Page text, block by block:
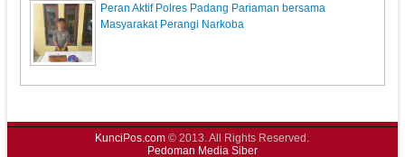
Peran Aktif Polres Padang Pariaman bersama
Masyarakat Perangi Narkoba
KunciPos.com © 2013. All Rights Reserved.
Pedoman Media Siber